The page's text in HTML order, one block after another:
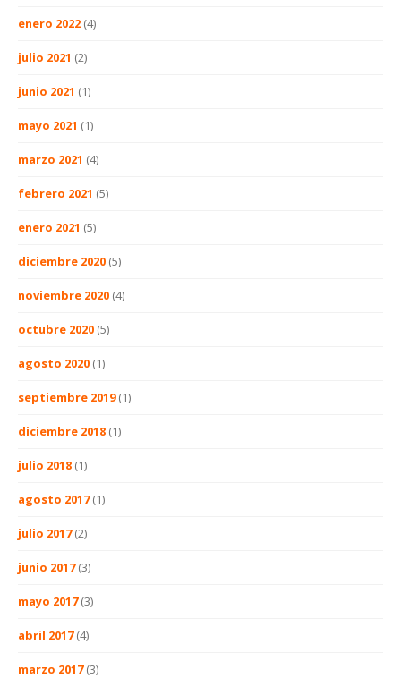
enero 2022 (4)
julio 2021 (2)
junio 2021 (1)
mayo 2021 (1)
marzo 2021 (4)
febrero 2021 (5)
enero 2021 (5)
diciembre 2020 (5)
noviembre 2020 (4)
octubre 2020 (5)
agosto 2020 (1)
septiembre 2019(1)
diciembre 2018 (1)
julio 2018 (1)
agosto 2017(1)
julio 2017(2)
junio 2017(3)
mayo 2017(3)
abril 2017(4)
marzo 2017(3)